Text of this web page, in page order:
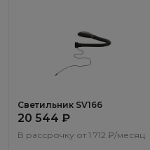
Светильник SV166
20 544 ₽
В рассрочку от 1 712 ₽/месяц